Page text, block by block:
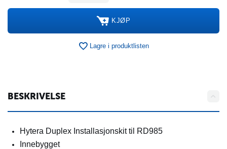
KJØP
Lagre i produktlisten
BESKRIVELSE
Hytera Duplex Installasjonskit til RD985
Innebygget